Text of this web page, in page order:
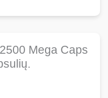
Mega Caps